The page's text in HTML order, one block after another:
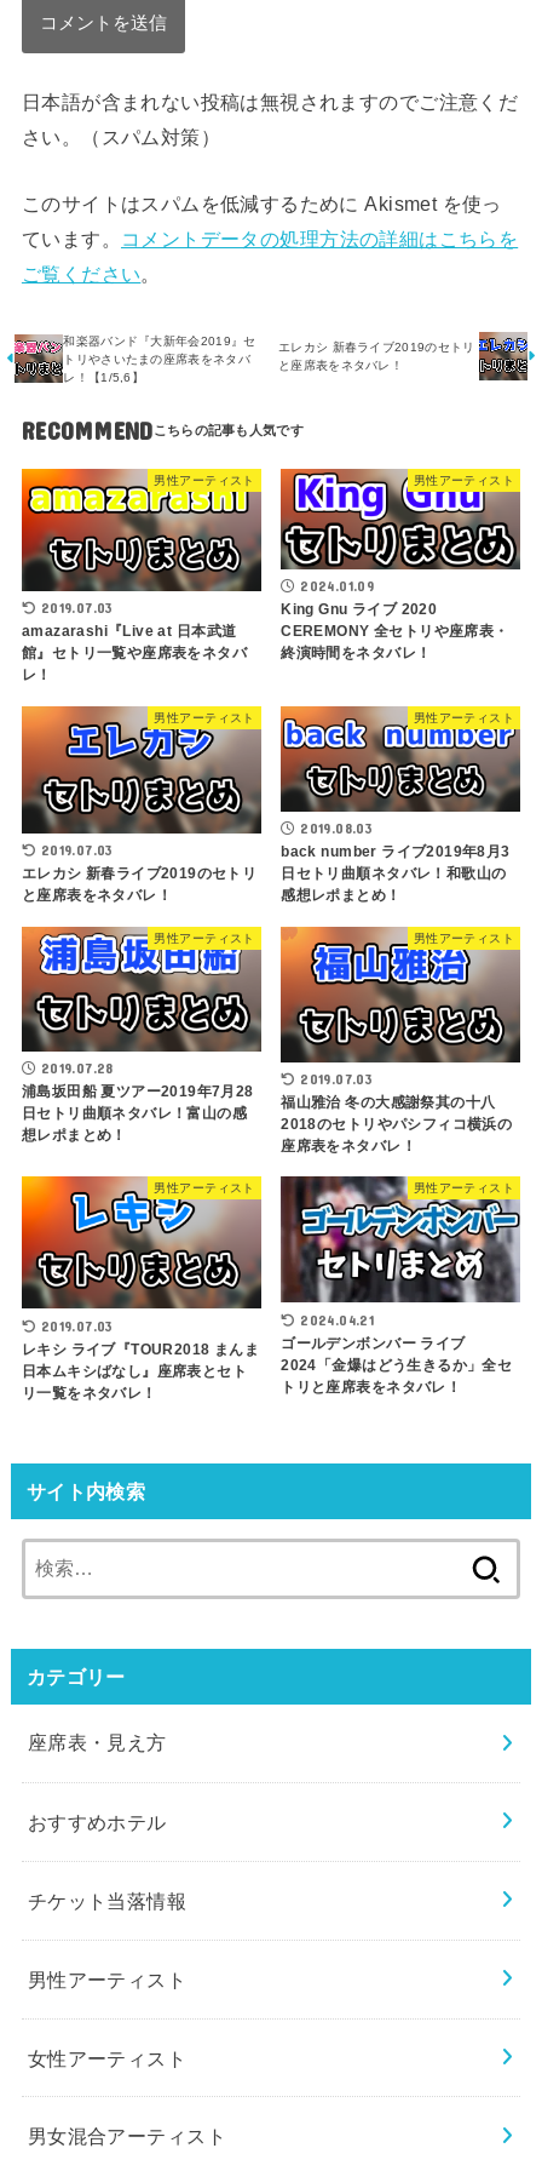
日本語が含まれない投稿は無視されますのでご注意くだ
さい。（スパム対策）
このサイトはスパムを低減するために Akismet を使っ
ています。
コメントデータの処理方法の詳細はこちらを
ご覧ください。
和楽器バンド『大新年会2019』セ
トリやさいたまの座席表をネタバ
レ！【1/5,6】
エレカシ 新春ライブ2019のセトリ
と座席表をネタバレ！
RECOMMEND
男性アーティスト
2019.07.03
amazarashi『Live at 日本武道
館』セトリ一覧や座席表をネタバ
レ！
男性アーティスト
2024.01.09
King Gnu ライブ 2020
CEREMONY 全セトリや座席表・
終演時間をネタバレ！
男性アーティスト
2019.07.03
エレカシ 新春ライブ2019のセトリ
と座席表をネタバレ！
男性アーティスト
2019.08.03
back number ライブ2019年8月3
日セトリ曲順ネタバレ！和歌山の
感想レポまとめ！
男性アーティスト
2019.07.28
浦島坂田船 夏ツアー2019年7月28
日セトリ曲順ネタバレ！富山の感
想レポまとめ！
男性アーティスト
2019.07.03
福山雅治 冬の大感謝祭其の十八
2018のセトリやパシフィコ横浜の
座席表をネタバレ！
男性アーティスト
2019.07.03
レキシ ライブ『TOUR2018 まんま
日本ムキシばなし』座席表とセト
リ一覧をネタバレ！
男性アーティスト
2024.04.21
ゴールデンボンバー ライブ
2024「金爆はどう生きるか」全セ
トリと座席表をネタバレ！
サイト内検索
索:
カテゴリー
座席表・見え方
おすすめホテル
チケット当落情報
男性アーティスト
女性アーティスト
男女混合アーティスト